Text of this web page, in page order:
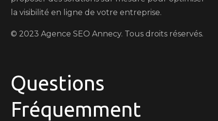
la visibilité en ligne de votre entreprise.
© 2023 Agence SEO Annecy. Tous droits réservés.
Questions
Fréquemment